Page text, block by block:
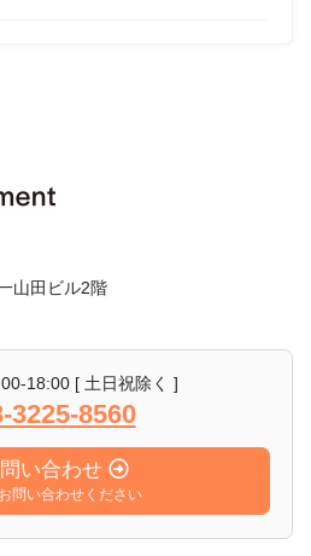
山田ビル2階
18:00 [ 土日祝除く ]
3225-8560
い合わせ
問い合わせください